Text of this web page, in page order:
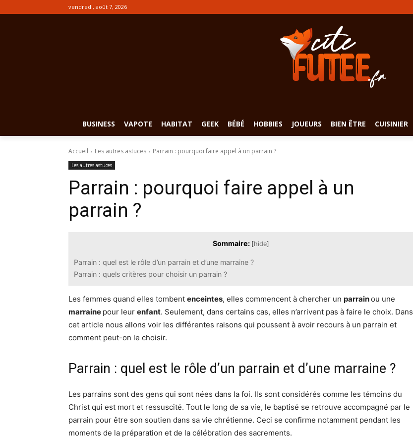
vendredi, août 7, 2026
BUSINESS VAPOTE HABITAT GEEK BÉBÉ HOBBIES JOUEURS BIEN ÊTRE CUISINIER
Accueil Les autres astuces Parrain : pourquoi faire appel à un parrain ?
Les autres astuces
Parrain : pourquoi faire appel à un
parrain ?
Sommaire: [hide]
Parrain : quel est le rôle d’un parrain et d’une marraine ?
Parrain : quels critères pour choisir un parrain ?
Les femmes quand elles tombent enceintes, elles commencent à chercher un parrainou une
marraine pour leur enfant. Seulement, dans certains cas, elles n’arrivent pas à faire le choix. Dans
cet article nous allons voir les différentes raisons qui poussent à avoir recours à un parrain et
comment peut-on le choisir.
Parrain : quel est le rôle d’un parrain et d’une marraine ?
Les parrains sont des gens qui sont nées dans la foi. Ils sont considérés comme les témoins du
Christ qui est mort et ressuscité. Tout le long de sa vie, le baptisé se retrouve accompagné par le
parrain pour être son soutien dans sa vie chrétienne. Ceci se confirme notamment pendant les
moments de la préparation et de la célébration des sacrements.